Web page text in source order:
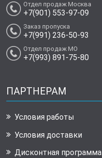
Отдел продаж Москва
+7(901) 553-97-09
Заказ пропуска
+7(991) 236-50-93
Отдел продаж МО
+7(993) 891-75-80
ПАРТНЕРАМ
Условия работы
Условия доставки
Дисконтная программа